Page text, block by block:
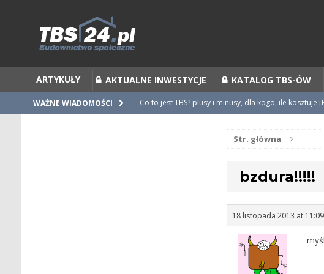
ARTYKUŁY AKTUALNE INWESTYCJE KATALOG TBS-ÓW
WAŻNE WIADOMOŚCI
Co to jest TBS? plusy i minusy, dla kogo, ile kosztuje
Zalecenia do umów i statutów TBSStr. główna
bzdura!!!!!
18 listopada 2013 at 11:09